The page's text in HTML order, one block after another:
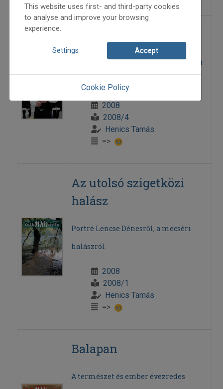
Különleges hagyomány egy mezőségi
2008
2008/4
Henics Tamás
=>
Az utolsó szigetközi
halász
Portré Lencse Dénesről, a mecséri
halászról
2008
2008/1
Henics Tamás
=>
Balapan
A természet és ember évezredes
This website uses first- and third-party cookies
to analyse and improve your browsing
experience.
Settings Accept
Cookie Policy